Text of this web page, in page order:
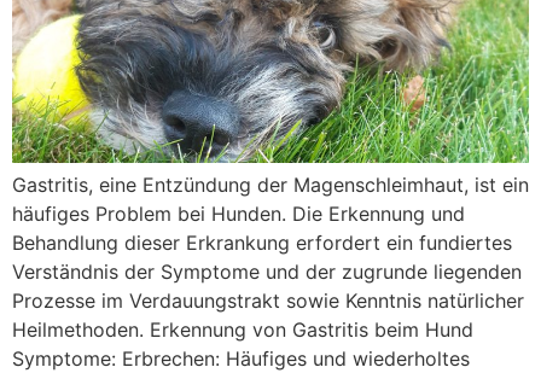
Gastritis, eine Entzündung der Magenschleimhaut, ist ein
häufiges Problem bei Hunden. Die Erkennung und
Behandlung dieser Erkrankung erfordert ein fundiertes
Verständnis der Symptome und der zugrunde liegenden
Prozesse im Verdauungstrakt sowie Kenntnis natürlicher
Heilmethoden. Erkennung von Gastritis beim Hund
Symptome: Erbrechen: Häufiges und wiederholtes